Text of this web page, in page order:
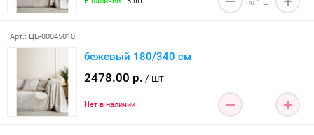
Арт.: ЦБ-00045010
бежевый 180/340 см
2478.00 р. / шт
Нет в наличии